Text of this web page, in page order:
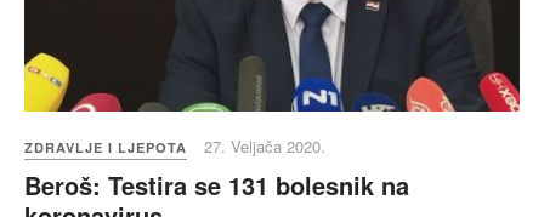
ZDRAVLJE I LJEPOTA 27. Veljača 2020.
Beroš: Testira se 131 bolesnik na